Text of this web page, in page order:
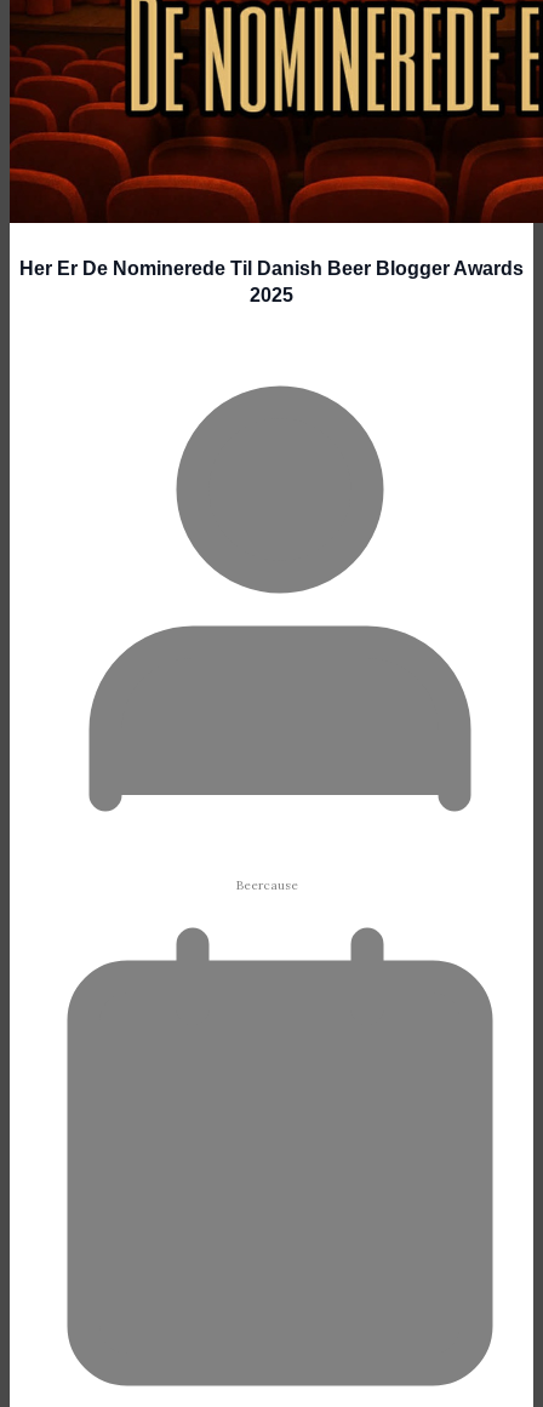
Her Er De Nominerede Til Danish Beer Blogger Awards
2025
Beercause